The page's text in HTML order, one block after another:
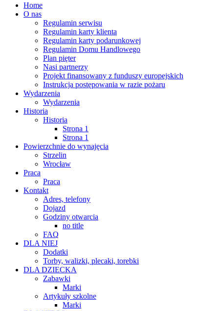
Home
O nas
Regulamin serwisu
Regulamin karty klienta
Regulamin karty podarunkowej
Regulamin Domu Handlowego
Plan pięter
Nasi partnerzy
Projekt finansowany z funduszy europejskich
Instrukcja postępowania w razie pożaru
Wydarzenia
Wydarzenia
Historia
Historia
Strona 1
Strona 1
Powierzchnie do wynajęcia
Strzelin
Wrocław
Praca
Praca
Kontakt
Adres, telefony
Dojazd
Godziny otwarcia
no title
FAQ
DLA NIEJ
Dodatki
Torby, walizki, plecaki, torebki
DLA DZIECKA
Zabawki
Marki
Artykuły szkolne
Marki